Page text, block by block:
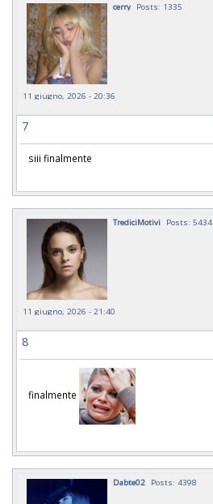
cerry Posts: 1335
11 giugno, 2026 - 20:36
7
siii finalmente
TrediciMotivi Posts: 5434
11 giugno, 2026 - 21:40
8
finalmente
Dabte02 Posts: 4398